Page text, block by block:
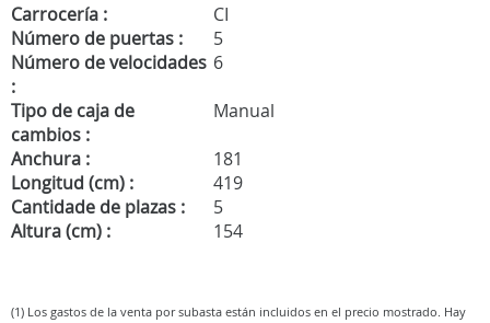
Carrocería :
CI
Número de puertas :
5
Número de velocidades
:
6
Tipo de caja de
cambios :
Manual
Anchura :
181
Longitud (cm) :
419
Cantidade de plazas :
5
Altura (cm) :
154
(1) Los gastos de la venta por subasta están incluidos en el precio mostrado. Hay